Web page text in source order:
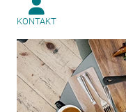
KONTAKT